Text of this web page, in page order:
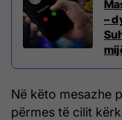
–
Në këto mesazhe
përmes të cilit